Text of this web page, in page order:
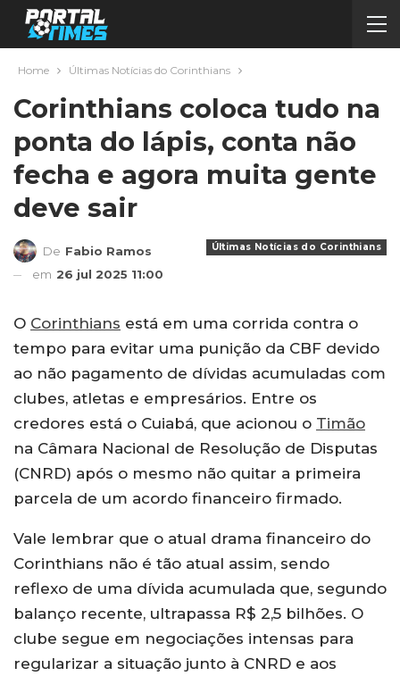
Home Últimas Notícias do Corinthians
Corinthians coloca tudo na
ponta do lápis, conta não
fecha e agora muita gente
deve sair
Últimas Notícias do Corinthians
De Fabio Ramos
em 26 jul 2025 11:00
O Corinthians está em uma corrida contra o
tempo para evitar uma punição da CBF devido
ao não pagamento de dívidas acumuladas com
clubes, atletas e empresários. Entre os
credores está o Cuiabá, que acionou o Timão
na Câmara Nacional de Resolução de Disputas
(CNRD) após o mesmo não quitar a primeira
parcela de um acordo financeiro firmado.
Vale lembrar que o atual drama financeiro do
Corinthians não é tão atual assim, sendo
reflexo de uma dívida acumulada que, segundo
balanço recente, ultrapassa R$ 2,5 bilhões. O
clube segue em negociações intensas para
regularizar a situação junto à CNRD e aos